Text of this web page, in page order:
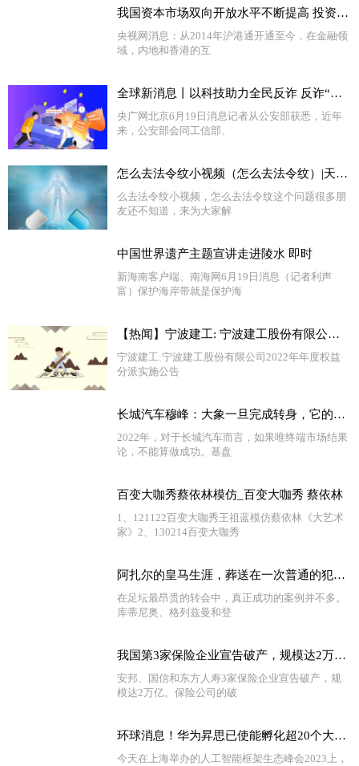
我国资本市场双向开放水平不断提高 投资者共享不同经济体发展红利
央视网消息：从2014年沪港通开通至今，在金融领
域，内地和香港的互
全球新消息丨以科技助力全民反诈 反诈“国家队”推出七大反诈利器
央广网北京6月19日消息记者从公安部获悉，近年
来，公安部会同工信部、
怎么去法令纹小视频（怎么去法令纹）|天天亮点
么去法令纹小视频，怎么去法令纹这个问题很多朋
友还不知道，来为大家解
中国世界遗产主题宣讲走进陵水 即时
新海南客户端、南海网6月19日消息（记者利声
富）保护海岸带就是保护海
【热闻】宁波建工: 宁波建工股份有限公司2022年年度权益分派实施公告
宁波建工:宁波建工股份有限公司2022年年度权益
分派实施公告
长城汽车穆峰：大象一旦完成转身，它的气势便不可阻挡！ 视点
2022年，对于长城汽车而言，如果唯终端市场结果
论，不能算做成功。基盘
百变大咖秀蔡依林模仿_百变大咖秀 蔡依林
1、121122百变大咖秀王祖蓝模仿蔡依林《大艺术
家》2、130214百变大咖秀
阿扎尔的皇马生涯，葬送在一次普通的犯规上
在足坛最昂贵的转会中，真正成功的案例并不多。
库蒂尼奥、格列兹曼和登
我国第3家保险企业宣告破产，规模达2万亿，我们的保单如何处理？|世界消息
安邦、国信和东方人寿3家保险企业宣告破产，规
模达2万亿。保险公司的破
环球消息！华为昇思已使能孵化超20个大模型
今天在上海举办的人工智能框架生态峰会2023上，